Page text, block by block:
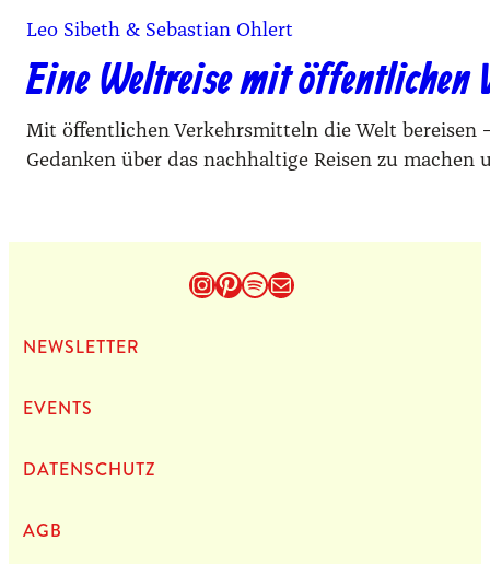
Leo Sibeth & Sebastian Ohlert
Eine Weltreise mit öffentlichen
Mit öffentlichen Verkehrsmitteln die Welt bereisen
Gedanken über das nachhaltige Reisen zu
Instagram
Pinterest
Spotify
E-Mail
NEWS­LET­TER
EVENTS
DATEN­SCHUTZ
AGB